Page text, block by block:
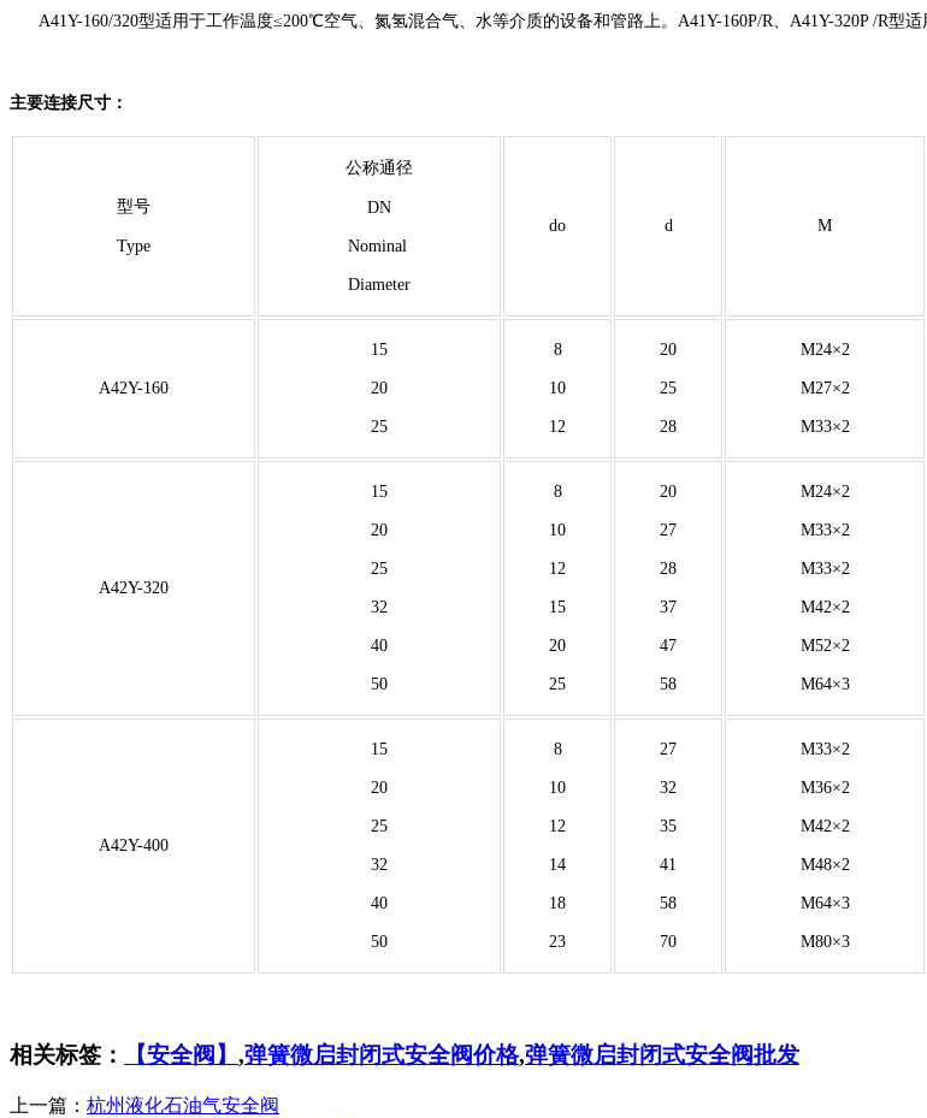
A41Y-160/320型适用于工作温度≤200℃空气、氮氢混合气、水等介质的设备和管路上。A41Y-160P/R、A41Y-320P /R型
主要连接尺寸：
型号
Type
公称通径
DN
Nominal
Diameter
do d M
A42Y-160
15
20
25
8
10
12
20
25
28
M24×2
M27×2
M33×2
A42Y-320
15
20
25
32
40
50
8
10
12
15
20
25
20
27
28
37
47
58
M24×2
M33×2
M33×2
M42×2
M52×2
M64×3
A42Y-400
15
20
25
32
40
50
8
10
12
14
18
23
27
32
35
41
58
70
M33×2
M36×2
M42×2
M48×2
M64×3
M80×3
相关标签： 【安全阀】 ,弹簧微启封闭式安全阀价格,弹簧微启封闭式安全阀批发
上一篇： 杭州液化石油气安全阀